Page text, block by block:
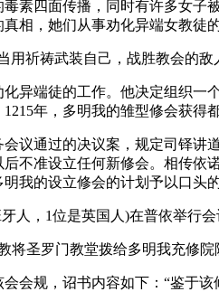
素四面传播，同时有许多女
相，她们从事劝化异端女教徒
祈祷武装自己，战胜教会的
异端徒的工作。他决定组织
年，多明我的雏型修会获
议通过的决议案，规定司铎
不准设立任何新修会。相传
我的设立修会的计划予以口头
人，1位是英国人)在普依举行
圣罗门教堂拨给多明我充修
会规，诏书内容如下：“鉴于